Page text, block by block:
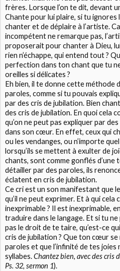
frères. Lorsque l’on te dit, devant
Chante pour lui plaire, si tu ignores
chanter et de déplaire à l’artiste.
incompétent ne remarque pas,
proposerait pour chanter à Dieu,
rien n’échappe, qui entend tout ?
perfection dans ton chant que tu
oreilles si délicates ?
Eh bien, il te donne cette méthode
paroles, comme si tu pouvais
par des cris de jubilation. Bien
des cris de jubilation. En quoi cela
qu’on ne peut pas expliquer par
dans son cœur. En effet, ceux qui
ou les vendanges, ou n’importe
lorsqu’ils se mettent à exulter de
chants, sont comme gonflés d’une
détailler par des paroles, ils
éclatent en cris de jubilation.
Ce cri est un son manifestant que
qu’il ne peut exprimer. Et à qui cela
inexprimable ? Il est inexprimable,
traduire dans le langage. Et si tu ne
pas le droit de te taire, qu’est-ce
cris de jubilation ? Que ton cœur
paroles et que l’infinité de tes joies
syllabes.Chantez bien, avec des cris
Ps. 32, sermon 1).